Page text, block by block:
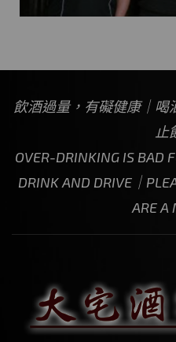
飲酒過量，有礙健康｜
止
OVER-DRINKING IS BAD
DRINK AND DRIVE｜
ARE A